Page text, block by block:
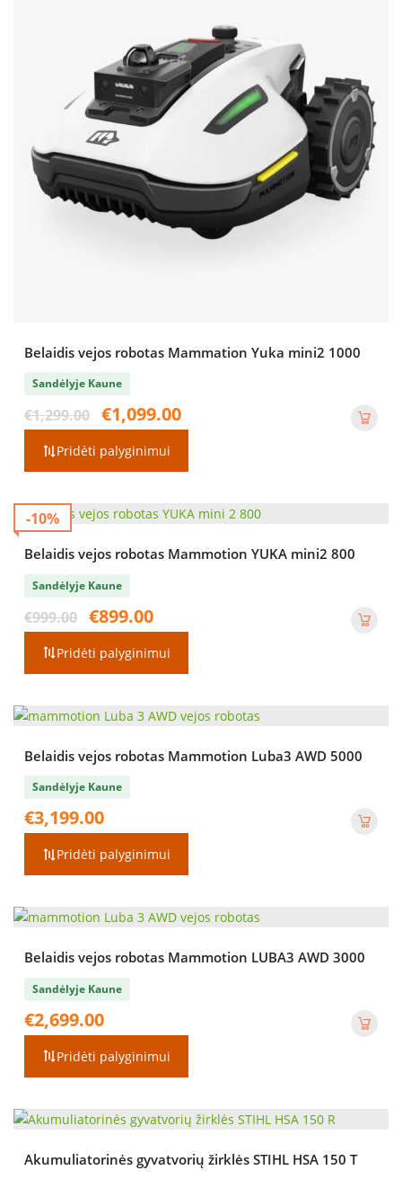
Belaidis vejos robotas Mammation Yuka mini2 1000
Sandėlyje Kaune
€1,299.00
Original
price
was:
€1,299.00.
€1,099.00
Pridėti palyginimui
-10%
Belaidis vejos robotas Mammotion YUKA mini2 800
Sandėlyje Kaune
€999.00
Original
price
was:
€999.00.
€899.00
€899.00.
Pridėti palyginimui
Belaidis vejos robotas Mammotion Luba3 AWD 5000
Sandėlyje Kaune
€3,199.00
Pridėti palyginimui
Belaidis vejos robotas Mammotion LUBA3 AWD 3000
Sandėlyje Kaune
€2,699.00
Pridėti palyginimui
Akumuliatorinės gyvatvorių žirklės STIHL HSA 150 T